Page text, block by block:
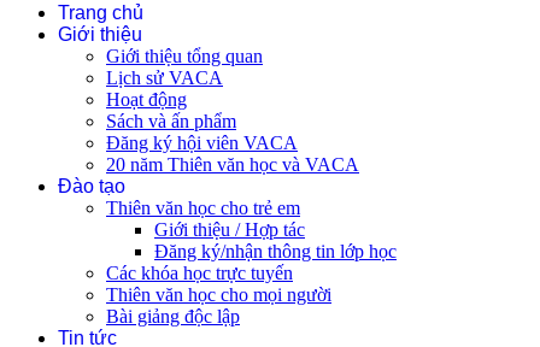
Trang chủ
Giới thiệu
Giới thiệu tổng quan
Lịch sử VACA
Hoạt động
Sách và ấn phẩm
Đăng ký hội viên VACA
20 năm Thiên văn học và VACA
Đào tạo
Thiên văn học cho trẻ em
Giới thiệu / Hợp tác
Đăng ký/nhận thông tin lớp học
Các khóa học trực tuyến
Thiên văn học cho mọi người
Bài giảng độc lập
Tin tức